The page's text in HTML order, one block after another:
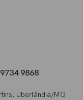
9868
Uberlândia/MG